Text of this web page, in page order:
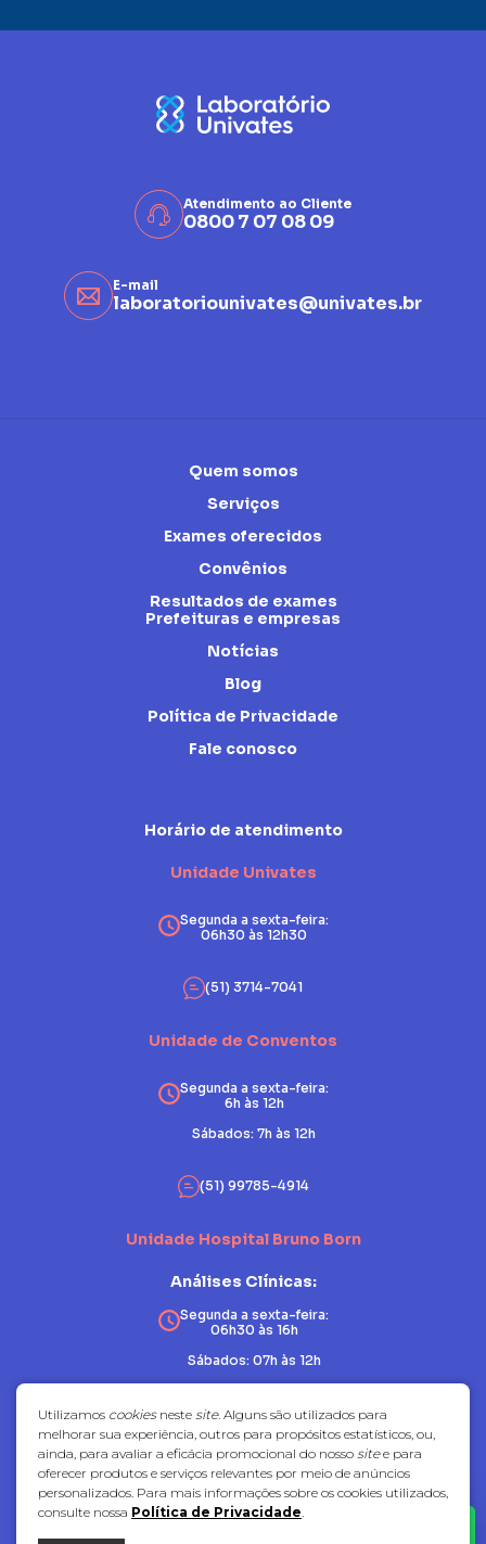
Utilizamos cookiesneste site. Alguns são utilizados para
melhorar sua experiência, outros para propósitos estatísticos, ou,
ainda, para avaliar a eficácia promocional do nosso sitee para
oferecer produtos e serviços relevantes por meio de anúncios
personalizados. Para mais informações sobre os cookies utilizados,
consulte nossa Política de Privacidade.
Atendimento ao Cliente
0800 7 07 08 09
E-mail
laboratoriounivates@univates.br
Quem somos
Serviços
Exames oferecidos
Convênios
Resultados de exames
Prefeituras e empresas
Notícias
Blog
Política de Privacidade
Fale conosco
Horário de atendimento
Unidade Univates
Segunda a sexta-feira:
06h30 às 12h30
(51) 3714-7041
Unidade de Conventos
Segunda a sexta-feira:
6h às 12h
Sábados: 7h às 12h
(51) 99785-4914
Unidade Hospital Bruno Born
Análises Clínicas:
Segunda a sexta-feira:
06h30 às 16h
Sábados: 07h às 12h
Patologia:
Segunda a sexta-feira:
07h30 às 17h
Sábados: fechado